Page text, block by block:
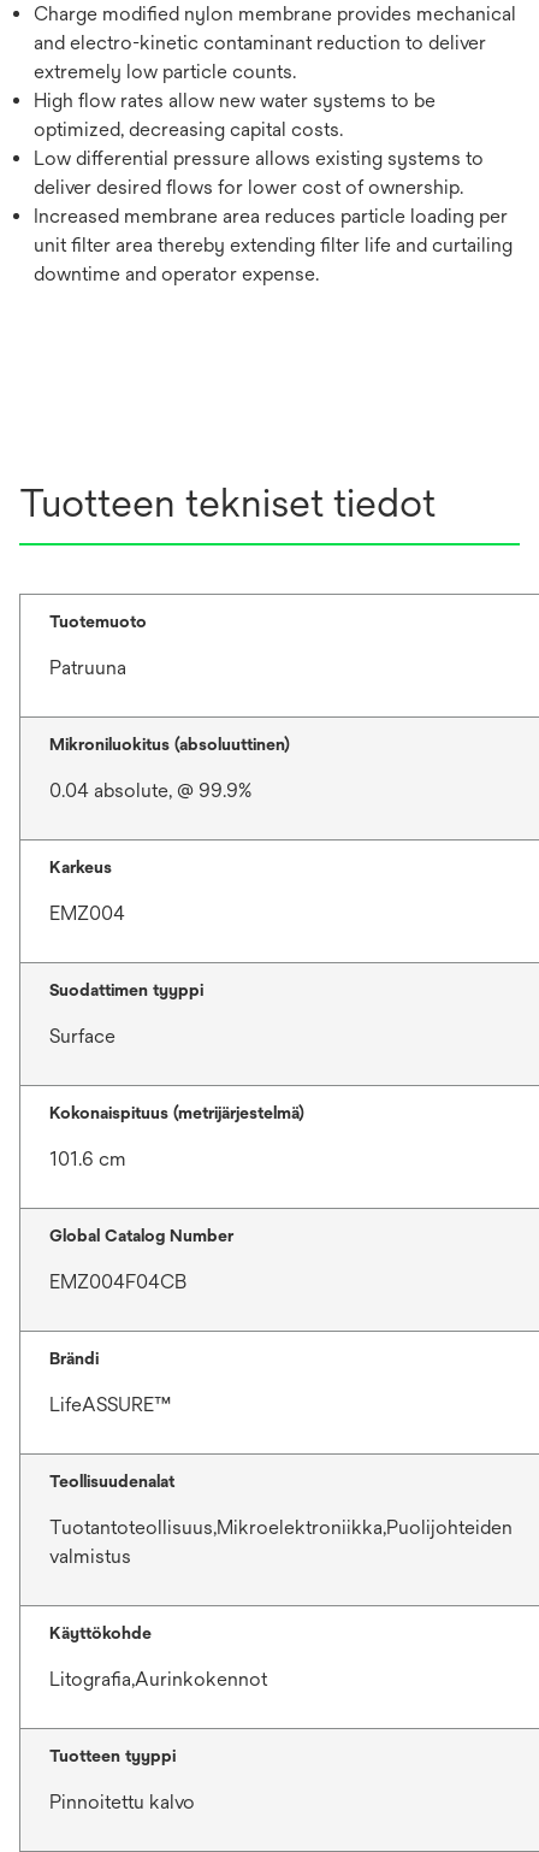
Charge modified nylon membrane provides mechanical
and electro-kinetic contaminant reduction to deliver
extremely low particle counts.
High flow rates allow new water systems to be
optimized, decreasing capital costs.
Low differential pressure allows existing systems to
deliver desired flows for lower cost of ownership.
Increased membrane area reduces particle loading per
unit filter area thereby extending filter life and curtailing
downtime and operator expense.
Tuotteen tekniset tiedot
Tuotemuoto
Patruuna
Mikroniluokitus (absoluuttinen)
0.04 absolute, @ 99.9%
Karkeus
EMZ004
Suodattimen tyyppi
Surface
Kokonaispituus (metrijärjestelmä)
101.6 cm
Global Catalog Number
EMZ004F04CB
Brändi
LifeASSURE™
Teollisuudenalat
Tuotantoteollisuus,Mikroelektroniikka,Puolijohteiden
valmistus
Käyttökohde
Litografia,Aurinkokennot
Tuotteen tyyppi
Pinnoitettu kalvo